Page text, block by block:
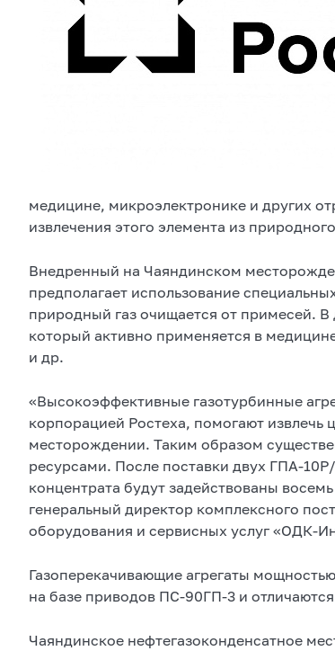
медицине, микроэлектронике и других
извлечения этого элемента из
Внедренный на Чаяндинском
предполагает использование
природный газ очищается от примесей.
который активно применяется в
и др.
«Высокоэффективные газотурбинные
корпорацией Ростеха, помогают
месторождении. Таким образом
ресурсами. После поставки двух ГПА-
концентрата будут задействованы
генеральный директор комплексного
оборудования и сервисных услуг «ОДК-
Газоперекачивающие агрегаты
на базе приводов ПС-90ГП-3 и
Чаяндинское нефтегазоконденсатное